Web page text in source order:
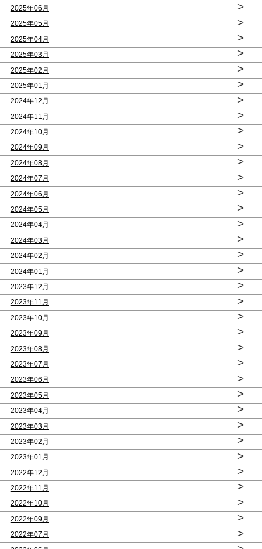
2025年06月 >
2025年05月 >
2025年04月 >
2025年03月 >
2025年02月 >
2025年01月 >
2024年12月 >
2024年11月 >
2024年10月 >
2024年09月 >
2024年08月 >
2024年07月 >
2024年06月 >
2024年05月 >
2024年04月 >
2024年03月 >
2024年02月 >
2024年01月 >
2023年12月 >
2023年11月 >
2023年10月 >
2023年09月 >
2023年08月 >
2023年07月 >
2023年06月 >
2023年05月 >
2023年04月 >
2023年03月 >
2023年02月 >
2023年01月 >
2022年12月 >
2022年11月 >
2022年10月 >
2022年09月 >
2022年07月 >